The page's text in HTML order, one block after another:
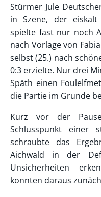
Stürmer Jule
in Szene, der
spielte fast nur noch
nach Vorlage von
selbst (25.) nach
0:3 erzielte. Nur drei
Späth einen
die Partie im Grunde
Kurz vor der
Schlusspunkt einer
schraubte das
Aichwald in der
Unsicherheiten
konnten daraus